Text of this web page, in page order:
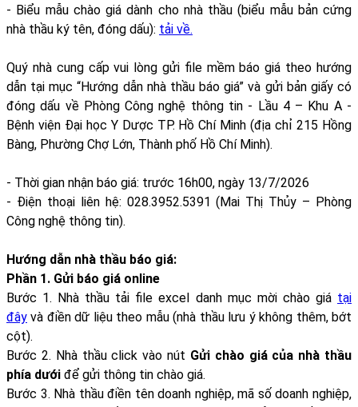
- Biểu mẫu chào giá dành cho nhà thầu (biểu mẫu bản cứng
nhà thầu ký tên, đóng dấu): tải về.
Quý nhà cung cấp vui lòng gửi file mềm báo giá theo hướng
dẫn tại mục “Hướng dẫn nhà thầu báo giá” và gửi bản giấy có
đóng dấu về Phòng Công nghệ thông tin - Lầu 4 – Khu A -
Bệnh viện Đại học Y Dược TP. Hồ Chí Minh (địa chỉ 215 Hồng
Bàng, Phường Chợ Lớn, Thành phố Hồ Chí Minh).
- Thời gian nhận báo giá: trước 16h00, ngày 13/7/2026
- Điện thoại liên hệ: 028.3952.5391 (Mai Thị Thủy – Phòng
Công nghệ thông tin).
Hướng dẫn nhà thầu báo giá:
Phần 1. Gửi báo giá online
Bước 1. Nhà thầu tải file excel danh mục mời chào giá tại
đây và điền dữ liệu theo mẫu (nhà thầu lưu ý không thêm, bớt
cột).
Bước 2. Nhà thầu click vào nút Gửi chào giá của nhà thầu
phía dưới để gửi thông tin chào giá.
Bước 3. Nhà thầu điền tên doanh nghiệp, mã số doanh nghiệp,